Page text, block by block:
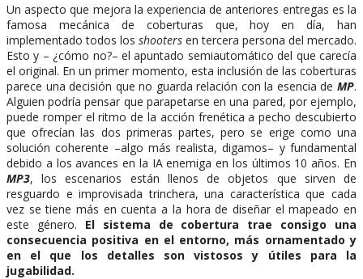
Un aspecto que mejora la experiencia de anteriores entregas es la
famosa mecánica de coberturas que, hoy en día, han
implementado todos los shooters en tercera persona del mercado.
Esto y – ¿cómo no?– el apuntado semiautomático del que carecía
el original. En un primer momento, esta inclusión de las coberturas
parece una decisión que no guarda relación con la esencia de MP.
Alguien podría pensar que parapetarse en una pared, por ejemplo,
puede romper el ritmo de la acción frenética a pecho descubierto
que ofrecían las dos primeras partes, pero se erige como una
solución coherente –algo más realista, digamos– y fundamental
debido a los avances en la IA enemiga en los últimos 10 años. En
MP3, los escenarios están llenos de objetos que sirven de
resguardo e improvisada trinchera, una característica que cada
vez se tiene más en cuenta a la hora de diseñar el mapeado en
este género. El sistema de cobertura trae consigo una
consecuencia positiva en el entorno, más ornamentado y
en el que los detalles son vistosos y útiles para la
jugabilidad.